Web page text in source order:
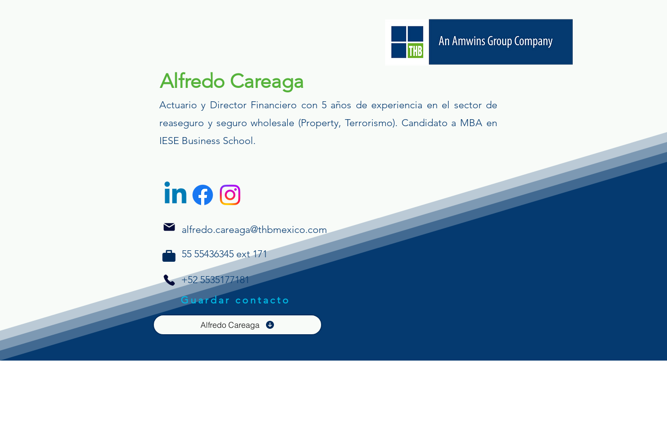
Alfredo Careaga
Actuario y Director Financiero con 5 años de experiencia en el sector de
reaseguro y seguro wholesale (Property, Terrorismo). Candidato a MBA en
IESE Business School.
alfredo.careaga@thbmexico.com
55 55436345 ext 171
+52 5535177181
Guardar contacto
Alfredo Careaga